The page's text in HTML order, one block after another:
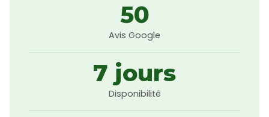
50
Avis Google
7 jours
Disponibilité